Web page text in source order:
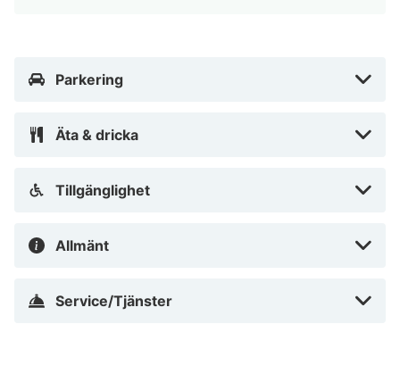
Parkering
Äta & dricka
Tillgänglighet
Allmänt
Service/Tjänster